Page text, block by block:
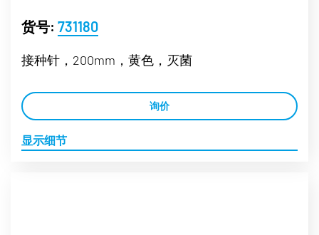
货号: 731180
接种针，200mm，黄色，灭菌
询价
显示细节